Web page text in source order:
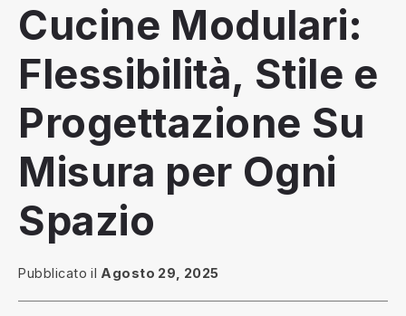
Cucine Modulari:
Flessibilità, Stile e
Progettazione Su
Misura per Ogni
Spazio
Pubblicato il Agosto 29, 2025